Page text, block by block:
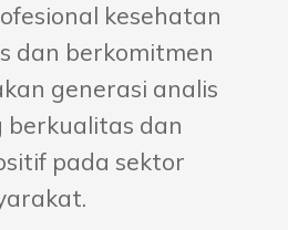
kesehatan
dan berkomitmen
generasi analis
berkualitas dan
pada sektor